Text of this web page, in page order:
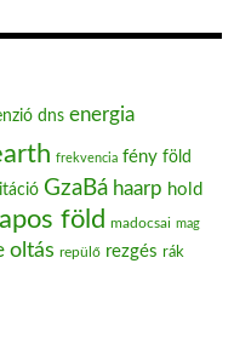
dns energia
frekvencia fény föld
GzaBá haarp hold
lapos föld madocsai mag
oltás repülő rezgés rák